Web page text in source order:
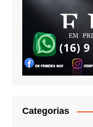
Categorias